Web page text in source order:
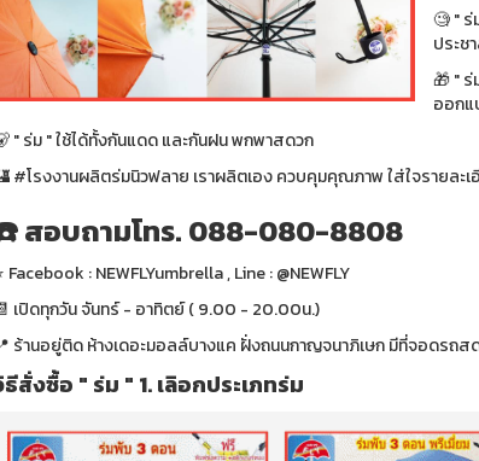
🧐 " ร่
ประช
🎁 " ร่
ออกแ
" ร่ม " ใช้ได้ทั้งกันแดด และกันฝน พกพาสดวก
#โรงงานผลิตร่มนิวฟลาย เราผลิตเอง ควบคุมคุณภาพ ใส่ใจรายล
สอบถามโทร. 088-080-8808
Facebook : NEWFLYumbrella , Line : @NEWFLY
เปิดทุกวัน จันทร์ - อาทิตย์ ( 9.00 - 20.00น.)
ร้านอยู่ติด ห้างเดอะมอลล์บางแค ฝั่งถนนกาญจนาภิเษก มีที่จอดรถส
สั่งซื้อ " ร่ม " 1. เลิอกประเภทร่ม